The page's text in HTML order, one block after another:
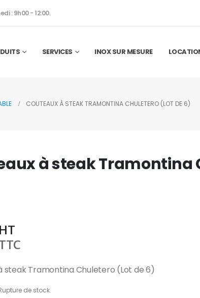
: 9h00 - 12:00.
SERVICES INOX SUR MESURE
COUTEAUX À STEAK TRAMONTINA CHULETERO (LOT DE 6)
à steak Tramontina
steak Tramontina Chuletero (Lot de 6)
de stock